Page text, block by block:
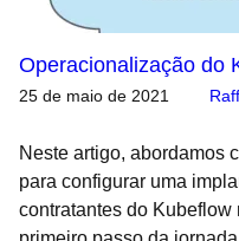
Operacionalização do
25 de maio de 2021
Neste artigo, abordamos
para configurar uma
contratantes do